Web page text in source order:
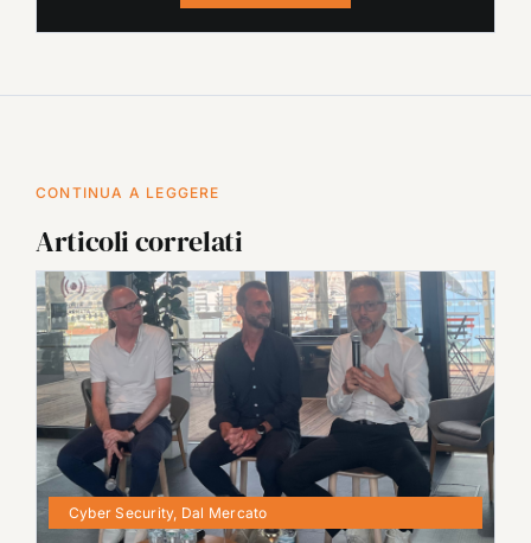
CONTINUA A LEGGERE
Articoli correlati
Cyber Security, Dal Mercato